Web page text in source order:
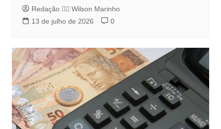
Redação 👨‍⚖️​ Wilson Marinho
13 de julho de 2026
0